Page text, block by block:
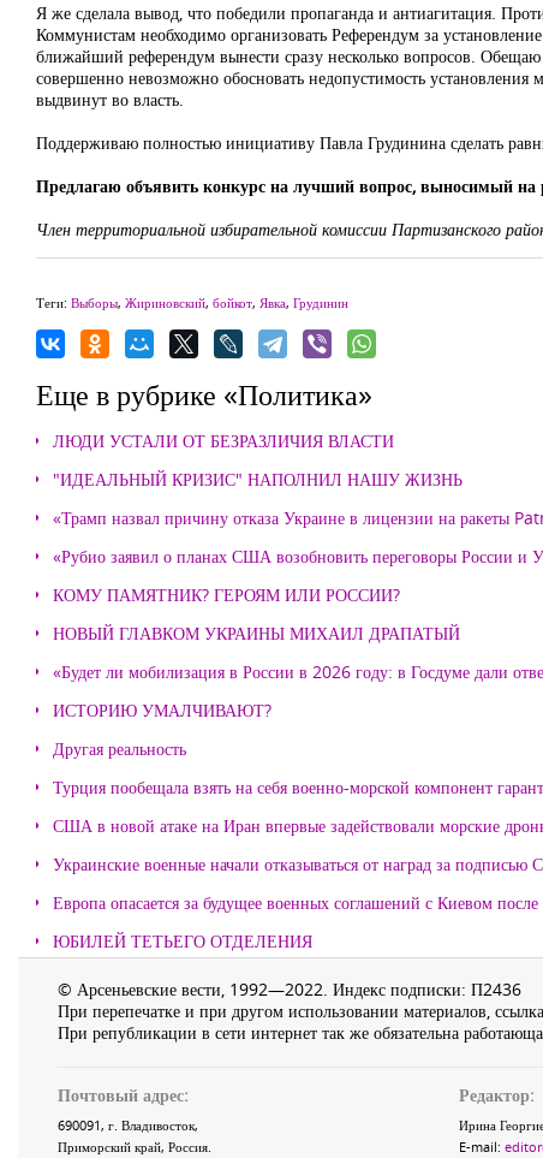
Я же сделала вывод, что победили пропаганда и антиагитация.
Коммунистам необходимо организовать Референдум за
ближайший референдум вынести сразу несколько вопросов. Обещаю
совершенно невозможно обосновать недопустимость установления
выдвинут во власть.
Поддерживаю полностью инициативу Павла Грудинина сделать
Предлагаю объявить конкурс на лучший вопрос, выносимый на
Член территориальной избирательной комиссии Партизанского
Теги: Выборы, Жириновский, бойкот, Явка, Грудинин
Еще в рубрике «Политика»
ЛЮДИ УСТАЛИ ОТ БЕЗРАЗЛИЧИЯ ВЛАСТИ
"ИДЕАЛЬНЫЙ КРИЗИС" НАПОЛНИЛ НАШУ ЖИЗНЬ
«Трамп назвал причину отказа Украине в лицензии на ракеты
«Рубио заявил о планах США возобновить переговоры России и
КОМУ ПАМЯТНИК? ГЕРОЯМ ИЛИ РОССИИ?
НОВЫЙ ГЛАВКОМ УКРАИНЫ МИХАИЛ ДРАПАТЫЙ
«Будет ли мобилизация в России в 2026 году: в Госдуме дали
ИСТОРИЮ УМАЛЧИВАЮТ?
Другая реальность
Турция пообещала взять на себя военно-морской компонент
США в новой атаке на Иран впервые задействовали морские
Украинские военные начали отказываться от наград за подписью
Европа опасается за будущее военных соглашений с Киевом
ЮБИЛЕЙ ТЕТЬЕГО ОТДЕЛЕНИЯ
© Арсеньевские вести, 1992—2022. Индекс подписки: П2436
При перепечатке и при другом использовании материалов,
При републикации в сети интернет так же обязательна
Почтовый адрес:
690091, г. Владивосток,
Приморский край, Россия.
Редактор:
Ирина
E-mail: